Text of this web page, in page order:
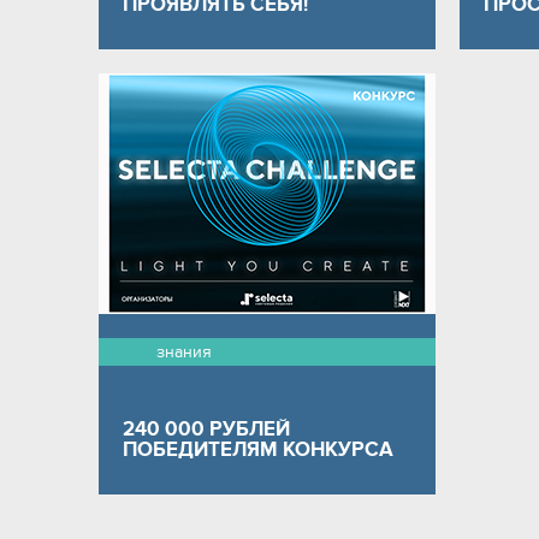
ПРОЯВЛЯТЬ СЕБЯ!
знания
240 000 РУБЛЕЙ
ПОБЕДИТЕЛЯМ КОНКУРСА